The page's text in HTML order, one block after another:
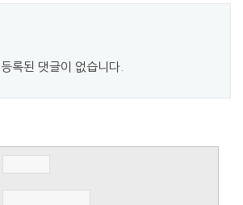
등록된 댓글이 없습니다.